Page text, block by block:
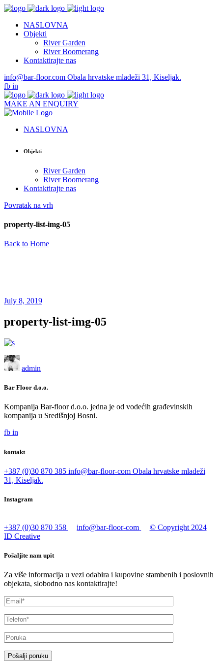
NASLOVNA
Objekti
River Garden
River Boomerang
Kontaktirajte nas
info@bar-floor.com Obala hrvatske mladeži 31, Kiseljak.
fb in
MAKE AN ENQUIRY
NASLOVNA
Objekti
River Garden
River Boomerang
Kontaktirajte nas
Povratak na vrh
property-list-img-05
Back to Home
July 8, 2019
property-list-img-05
admin
Bar Floor d.o.o.
Kompanija Bar-floor d.o.o. jedna je od vodećih građevinskih
kompanija u Središnjoj Bosni.
fb in
kontakt
+387 (0)30 870 385 info@bar-floor-com Obala hrvatske mladeži
31, Kiseljak.
Instagram
+387 (0)30 870 358 info@bar-floor-com
© Copyright 2024
ID Creative
Pošaljite nam upit
Za više informacija u vezi odabira i kupovine stambenih i poslovnih
objekata, slobodno nas kontaktirajte!
Pošalji poruku